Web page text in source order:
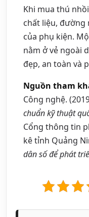
Khi mua thú
chất liệu, đường
của phụ kiện.
nằm ở vẻ ngoài
đẹp, an toàn và
Nguồn tham
Công nghệ.
chuẩn kỹ thuật
Cổng thông tin
kê tỉnh Quảng
dân số để phát